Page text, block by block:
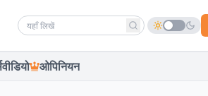
Search news
वीडियो ओपिनियन